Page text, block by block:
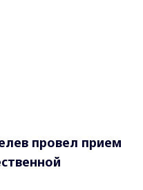
провел прием